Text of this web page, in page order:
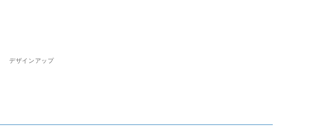
デザインアップ